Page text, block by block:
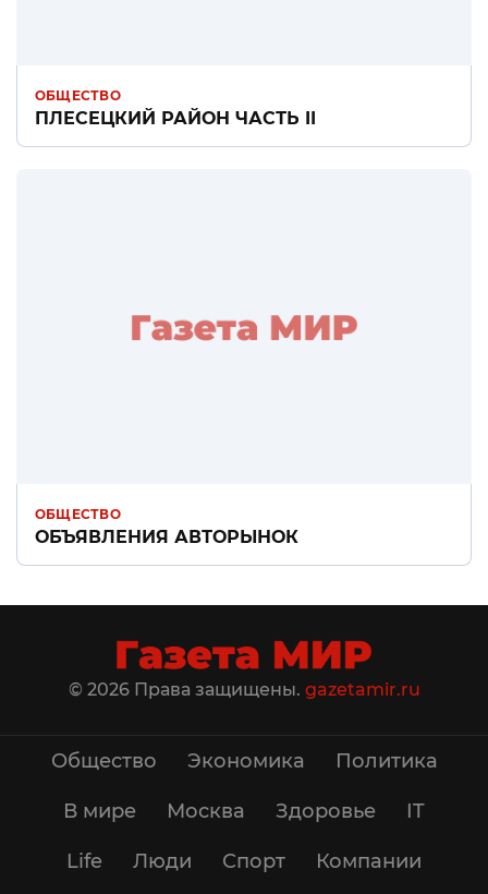
ОБЩЕСТВО
ПЛЕСЕЦКИЙ РАЙОН ЧАСТЬ II
ОБЩЕСТВО
ОБЪЯВЛЕНИЯ АВТОРЫНОК
© 2026 Права защищены. gazetamir.ru
Общество Экономика Политика
В мире Москва Здоровье IT
Life Люди Спорт Компании